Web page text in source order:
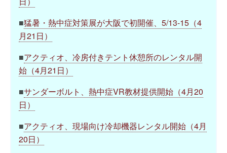
■猛暑・熱中症対策展が大阪で初開催、5/13-15（4
月21日）
■アクティオ、冷房付きテント休憩所のレンタル開
始（4月21日）
■サンダーボルト、熱中症VR教材提供開始（4月20
日）
■アクティオ、現場向け冷却機器レンタル開始（4月
20日）